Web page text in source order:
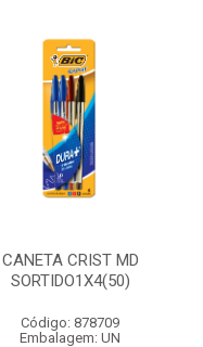
CANETA CRIST MD
SORTIDO1X4(50)
Código: 878709
Embalagem: UN